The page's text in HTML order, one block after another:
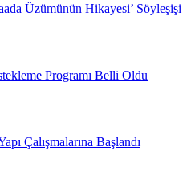
Üzümünün Hikayesi’ Söyleşişi
Programı Belli Oldu
Çalışmalarına Başlandı